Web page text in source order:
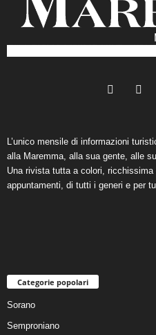
L’unico mensile di informazioni
alla Maremma, alla sua gente, alle
Una rivista tutta a colori,
appuntamenti, di tutti i generi e per
Categorie popolari
Sorano
Semproniano